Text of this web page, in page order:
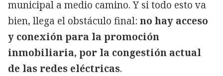
municipal a medio camino. Y si todo esto va
bien, llega el obstáculo final: no hay acceso
y conexión para la promoción
inmobiliaria, por la congestión actual
de las redes eléctricas.